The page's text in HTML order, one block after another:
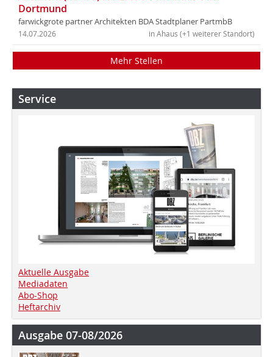
Dortmund
farwickgrote partner Architekten BDA Stadtplaner PartmbB
in Ahaus (+1 weiterer Standort)
14.07.2026
Mehr Stellen
Service
Aktuelle Ausgabe
Mediadaten
Abo-Shop
Heftarchiv
Ausgabe 07-08/2026